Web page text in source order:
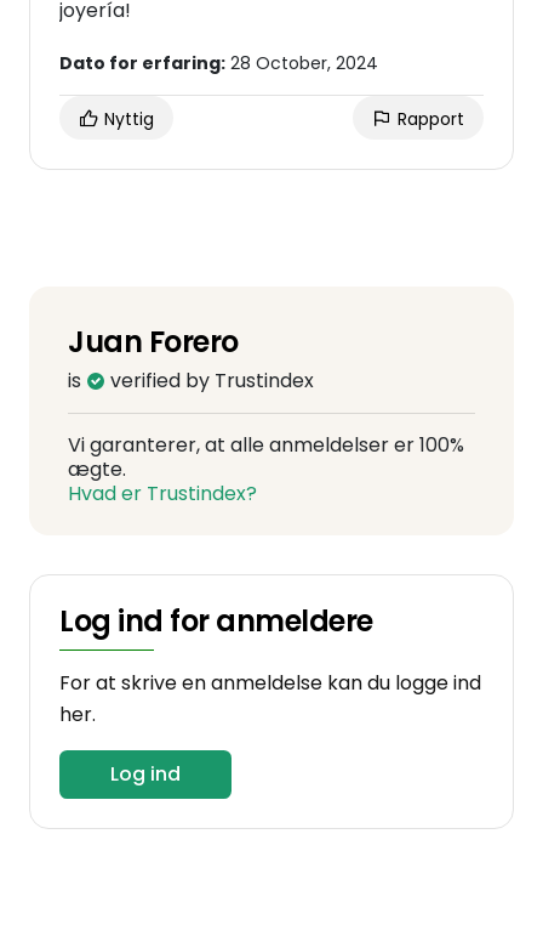
joyería!
Dato for erfaring: 28 October, 2024
Nyttig Rapport
Juan Forero
is verified by Trustindex
Vi garanterer, at alle anmeldelser er 100%
ægte.
Hvad er Trustindex?
Log ind for anmeldere
For at skrive en anmeldelse kan du logge ind
her.
Log ind